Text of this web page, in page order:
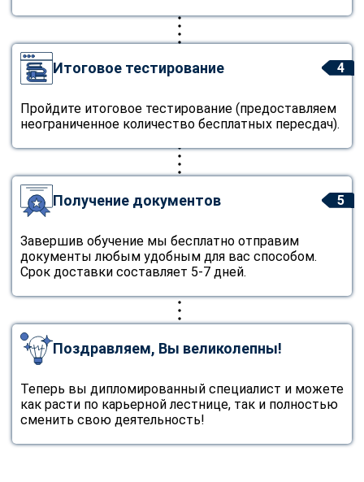
4
Итоговое тестирование
Пройдите итоговое тестирование (предоставляем
неограниченное количество бесплатных пересдач).
5
Получение документов
Завершив обучение мы бесплатно отправим
документы любым удобным для вас способом.
Срок доставки составляет 5-7 дней.
Поздравляем, Вы великолепны!
Теперь вы дипломированный специалист и можете
как расти по карьерной лестнице, так и полностью
сменить свою деятельность!